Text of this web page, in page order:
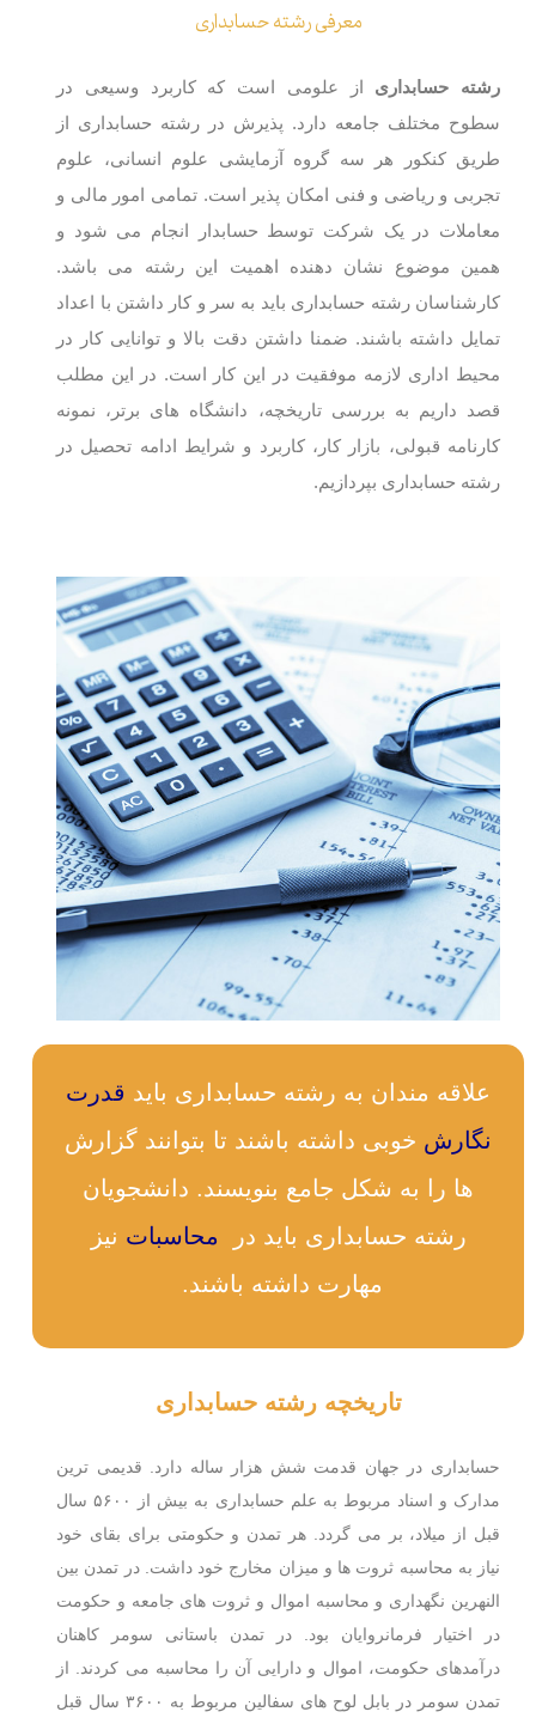
معرفی رشته حسابداری
رشته حسابداری از علومی است که کاربرد وسیعی در
سطوح مختلف جامعه دارد. پذیرش در رشته حسابداری از
طریق کنکور هر سه گروه آزمایشی علوم انسانی، علوم
تجربی و ریاضی و فنی امکان پذیر است. تمامی امور مالی و
معاملات در یک شرکت توسط حسابدار انجام می شود و
همین موضوع نشان دهنده اهمیت این رشته می باشد.
کارشناسان رشته حسابداری باید به سر و کار داشتن با اعداد
تمایل داشته باشند. ضمنا داشتن دقت بالا و توانایی کار در
محیط اداری لازمه موفقیت در این کار است. در این مطلب
قصد داریم به بررسی تاریخچه، دانشگاه های برتر، نمونه
کارنامه قبولی، بازار کار، کاربرد و شرایط ادامه تحصیل در
رشته حسابداری بپردازیم.
علاقه مندان به رشته حسابداری باید قدرت
نگارش خوبی داشته باشند تا بتوانند گزارش
ها را به شکل جامع بنویسند. دانشجویان
رشته حسابداری باید در محاسبات نیز
مهارت داشته باشند.
تاریخچه رشته حسابداری
حسابداری در جهان قدمت شش هزار ساله دارد. قدیمی ترین
مدارک و اسناد مربوط به علم حسابداری به بیش از ۵۶۰۰ سال
قبل از میلاد، بر می گردد. هر تمدن و حکومتی برای بقای خود
نیاز به محاسبه ثروت ها و میزان مخارج خود داشت. در تمدن بین
النهرین نگهداری و محاسبه اموال و ثروت های جامعه و حکومت
در اختیار فرمانروایان بود. در تمدن باستانی سومر کاهنان
درآمدهای حکومت، اموال و دارایی آن را محاسبه می کردند. از
تمدن سومر در بابل لوح های سفالین مربوط به ۳۶۰۰ سال قبل